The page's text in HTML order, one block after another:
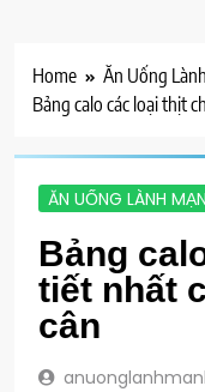
Home
Ăn Uống
Bảng calo các loại thịt
ĂN UỐNG LÀNH
Bảng
tiết nhất
cân